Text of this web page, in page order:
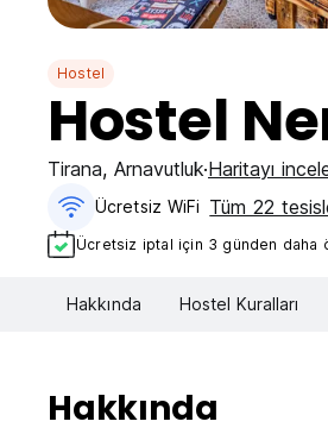
Hostel
Hostel
Tirana, Arnavutluk Haritayı
Ücretsiz WiFi Tüm 22
Ücretsiz iptal için 3 günden daha
Hakkında Hostel Kuralları
Hakkında